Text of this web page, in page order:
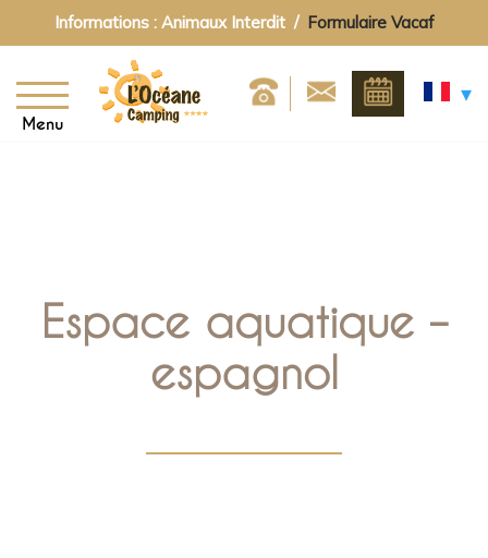
Informations : Animaux Interdit / Formulaire Vacaf
Menu
Espace aquatique –
espagnol